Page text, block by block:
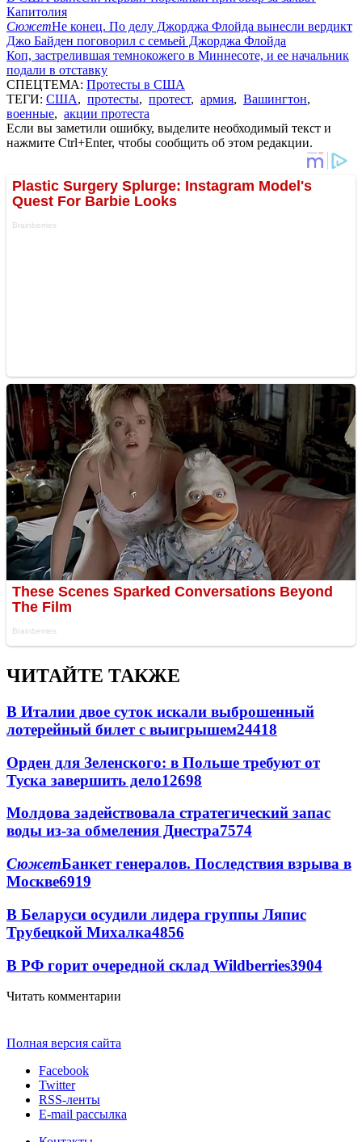
Капитолия
СюжетНе конец. По делу Джорджа Флойда вынесли вердикт
Джо Байден поговорил с семьей Джорджа Флойда
Коп, застрелившая темнокожего в Миннесоте, и ее начальник
подали в отставку
СПЕЦТЕМА: Протесты в США
ТЕГИ: США, протесты, протест, армия, Вашингтон,
военные, акции протеста
Если вы заметили ошибку, выделите необходимый текст и
нажмите Ctrl+Enter, чтобы сообщить об этом редакции.
ЧИТАЙТЕ ТАКЖЕ
В Италии двое суток искали выброшенный
лотерейный билет с выигрышем24418
Орден для Зеленского: в Польше требуют от
Туска завершить дело12698
Молдова задействовала стратегический запас
воды из-за обмеления Днестра7574
СюжетБанкет генералов. Последствия взрыва в
Москве6919
В Беларуси осудили лидера группы Ляпис
Трубецкой Михалка4856
В РФ горит очередной склад Wildberries3904
Читать комментарии
Полная версия сайта
Facebook
Twitter
RSS-ленты
E-mail рассылка